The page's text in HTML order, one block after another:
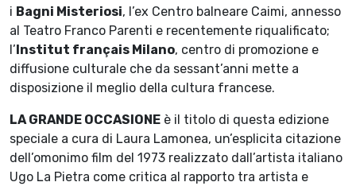
i Bagni Misteriosi, l’ex Centro balneare Caimi, annesso
al Teatro Franco Parenti e recentemente riqualificato;
l’ Institut français Milano, centro di promozione e
diffusione culturale che da sessant’anni mette a
disposizione il meglio della cultura francese.
LA GRANDE OCCASIONE è il titolo di questa edizione
speciale a cura di Laura Lamonea, un’esplicita citazione
dell’omonimo film del 1973 realizzato dall’artista italiano
Ugo La Pietra come critica al rapporto tra artista e